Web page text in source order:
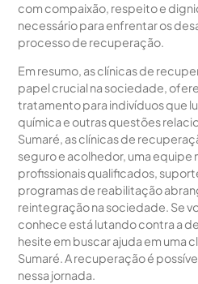
com compaixão, respeito e
necessário para enfrentar os
processo de recuperação.
Em resumo, as clínicas de
papel crucial na sociedade,
tratamento para indivíduos que
química e outras questões
Sumaré, as clínicas de
seguro e acolhedor, uma equipe
profissionais qualificados,
programas de reabilitação
reintegração na sociedade. Se
conhece está lutando contra a
hesite em buscar ajuda em uma
Sumaré. A recuperação é
nessa jornada.